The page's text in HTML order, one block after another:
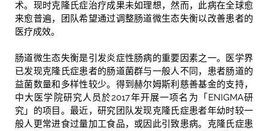
术。现时克隆氏症治疗成果未如理想，然而，此病在全球愈
来愈普遍，团队希望通过调整肠道微生态失衡以改善患者的
医疗成效。
肠道微生态失衡是引发炎症性肠病的重要因素之一。医学界
已发现克隆氏症患者的肠道菌群与一般人不同，患者肠道的
益菌数量和多样性较少。得到赫尔姆斯利慈善基金的支持，
中大医学院研究人员於2017年开展一项名为「ENIGMA研
究」的项目。最近，研究团队发现克隆氏症患者年幼时较一
般人更常进食过量加工食品，或因此引致患病。克隆氏症患